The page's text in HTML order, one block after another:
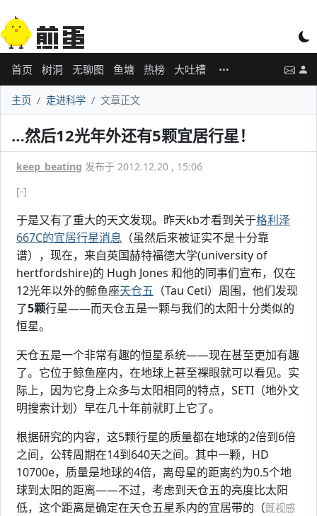
首页 树洞 无聊图 鱼塘 热榜 大吐槽
主页 走进科学 文章正文
…然后12光年外还有5颗宜居行星！
keep_beating 发布于 2012.12.20 , 15:06
[-]
于是又有了重大的天文发现。昨天kb才看到关于格利泽
667C的宜居行星消息 （虽然后来被证实不是十分靠
谱），现在，来自英国赫特福德大学(university of
hertfordshire)的 Hugh Jones 和他的同事们宣布，仅在
12光年以外的鲸鱼座天仓五 （Tau Ceti）周围，他们发现
了5颗行星——而天仓五是一颗与我们的太阳十分类似的
恒星。
天仓五是一个非常有趣的恒星系统——现在甚至更加有趣
了。它位于鲸鱼座内，在地球上甚至裸眼就可以看见。实
际上，因为它身上众多与太阳相同的特点，SETI（地外文
明搜索计划）早在几十年前就盯上它了。
根据研究的内容，这5颗行星的质量都在地球的2倍到6倍
之间，公转周期在14到640天之间。其中一颗，HD
10700e，质量是地球的4倍，离母星的距离约为0.5个地
球到太阳的距离——不过，考虑到天仓五的亮度比太阳
低，这个距离是确定在天仓五星系内的宜居带的（既视感